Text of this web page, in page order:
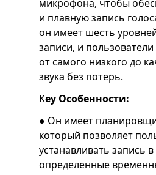
микрофона, чтобы
и плавную запись
он имеет шесть
записи, и
от самого низкого до
звука без потерь.
Kеу Особенности:
● Он имеет
который позволяет
устанавливать запись
определенные